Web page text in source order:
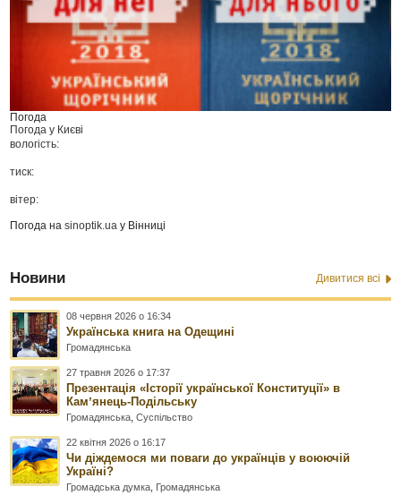
Погода
Погода у Києві
вологість:
тиск:
вітер:
Погода наsinoptik.ua у Вінниці
Новини Дивитися всі
08 червня 2026 о 16:34
Українська книга на Одещині
Громадянська
27 травня 2026 о 17:37
Презентація «Історії української Конституції» в
Камʼянець-Подільську
Громадянська ,Суспільство
22 квітня 2026 о 16:17
Чи діждемося ми поваги до українців у воюючій
Україні?
Громадська думка Громадянська